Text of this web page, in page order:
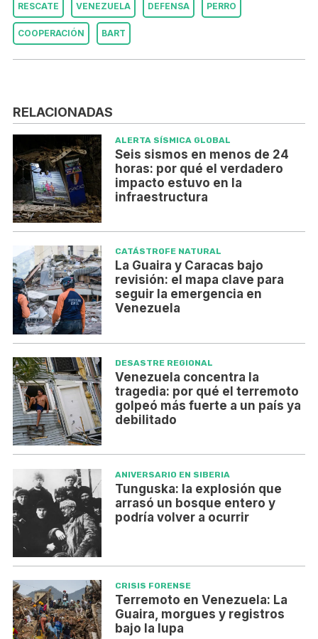
RESCATE VENEZUELA DEFENSA PERRO
COOPERACIÓN BART
RELACIONADAS
ALERTA SÍSMICA GLOBAL
Seis sismos en menos de 24
horas: por qué el verdadero
impacto estuvo en la
infraestructura
CATÁSTROFE NATURAL
La Guaira y Caracas bajo
revisión: el mapa clave para
seguir la emergencia en
Venezuela
DESASTRE REGIONAL
Venezuela concentra la
tragedia: por qué el terremoto
golpeó más fuerte a un país ya
debilitado
ANIVERSARIO EN SIBERIA
Tunguska: la explosión que
arrasó un bosque entero y
podría volver a ocurrir
CRISIS FORENSE
Terremoto en Venezuela: La
Guaira, morgues y registros
bajo la lupa